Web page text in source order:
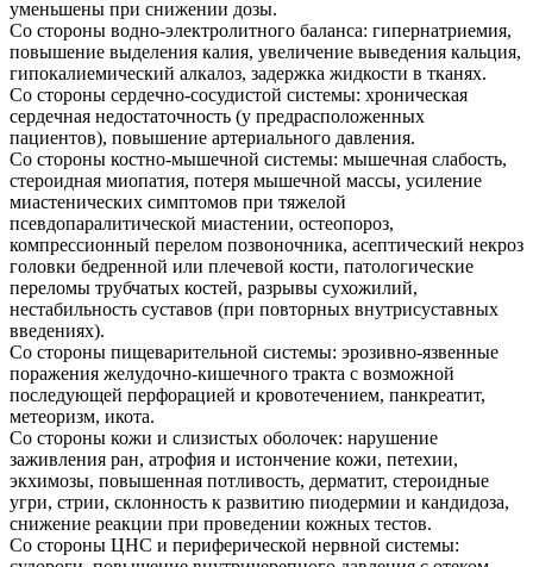
уменьшены при снижении дозы.
Со стороны водно-электролитного баланса: гипернатриемия,
повышение выделения калия, увеличение выведения кальция,
гипокалиемический алкалоз, задержка жидкости в тканях.
Со стороны сердечно-сосудистой системы: хроническая
сердечная недостаточность (у предрасположенных
пациентов), повышение артериального давления.
Со стороны костно-мышечной системы: мышечная слабость,
стероидная миопатия, потеря мышечной массы, усиление
миастенических симптомов при тяжелой
псевдопаралитической миастении, остеопороз,
компрессионный перелом позвоночника, асептический некроз
головки бедренной или плечевой кости, патологические
переломы трубчатых костей, разрывы сухожилий,
нестабильность суставов (при повторных внутрисуставных
введениях).
Со стороны пищеварительной системы: эрозивно-язвенные
поражения желудочно-кишечного тракта с возможной
последующей перфорацией и кровотечением, панкреатит,
метеоризм, икота.
Со стороны кожи и слизистых оболочек: нарушение
заживления ран, атрофия и истончение кожи, петехии,
экхимозы, повышенная потливость, дерматит, стероидные
угри, стрии, склонность к развитию пиодермии и кандидоза,
снижение реакции при проведении кожных тестов.
Со стороны ЦНС и периферической нервной системы: